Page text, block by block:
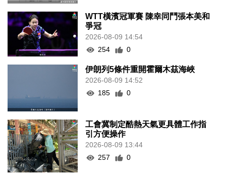
WTT橫濱冠軍賽 陳幸同鬥張本美和
爭冠
2026-08-09 14:54
254
0
伊朗列5條件重開霍爾木茲海峽
2026-08-09 14:52
185
0
工會冀制定酷熱天氣更具體工作指
引方便操作
2026-08-09 13:44
257
0